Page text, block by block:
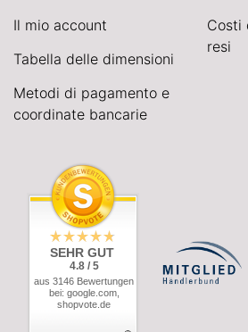
Il mio account
Tabella delle dimensioni
Metodi di pagamento e
coordinate bancarie
Costi
resi
SEHR GUT
4.8 / 5
aus 3146 Bewertungen
bei: google.com,
shopvote.de